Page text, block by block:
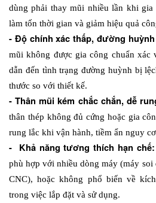
dùng phải thay mũi nhiều lần khi gia
làm tốn thời gian và giảm hiệu quả
- Độ chính xác thấp, đường
mũi không được gia công chuẩn xác
dẫn đến tình trạng đường huỳnh bị
thước so với thiết kế.
- Thân mũi kém chắc chắn, dễ
thân thép không đủ cứng hoặc gia
rung lắc khi vận hành, tiềm ẩn nguy
-  Khả năng tương thích hạn chế:
phù hợp với nhiều dòng máy (máy soi
CNC), hoặc không phổ biến về
trong việc lắp đặt và sử dụng.